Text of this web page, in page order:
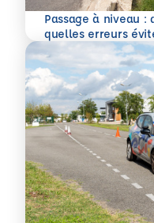
Passage à niveau
quelles erreurs
En savoir plus